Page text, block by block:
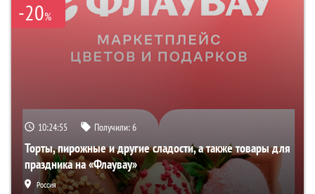
-20%
10:24:54 Получили:6
Торты, пирожные и другие сладости, а также товары для
праздника на «Флаувау»
Россия